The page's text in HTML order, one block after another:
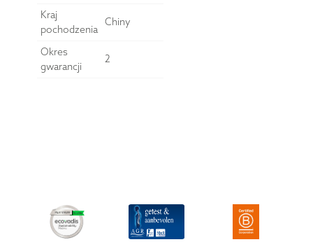
Kraj
pochodzenia
Chiny
Okres
gwarancji
2